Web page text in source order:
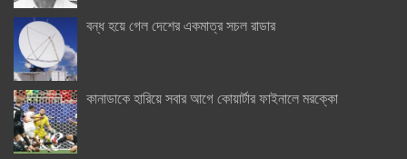
বন্ধ হয়ে গেল দেশের একমাত্র সচল রাডার
কানাডাকে হারিয়ে সবার আগে কোয়ার্টার ফাইনালে মরক্কো